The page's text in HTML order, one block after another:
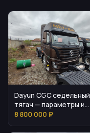
Dayun CGC седельный
тягач — параметры и
комплектация
8 800 000 ₽